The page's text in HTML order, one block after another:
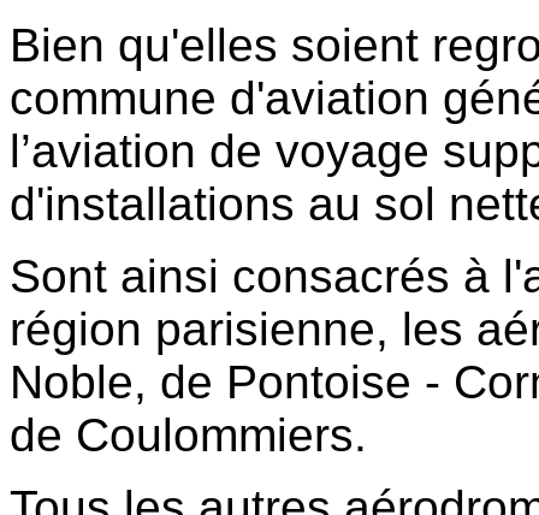
Bien qu'elles soient
commune d'aviation
l’aviation de voyage
d'installations au sol
Sont ainsi consacrés à
région parisienne, les
Noble, de Pontoise -
de Coulommiers.